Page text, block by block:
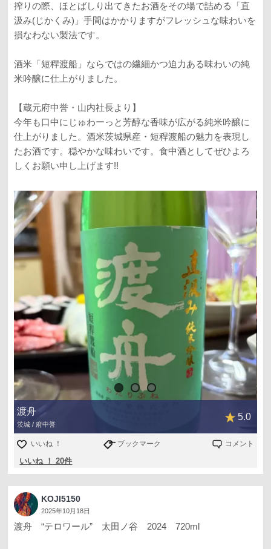
搾りの際、ほとばしり出てきたお酒をその場で詰める「直
汲み(じかくみ)」手間はかかりますがフレッシュな味わいを
損なわない製法です。
酒米「短稈渡船」ならではの繊細かつ迫力ある味わいの純
米吟醸に仕上がりました。
【蔵元府中誉・山内社長より】
今年も口中にじゅわーっと芳醇な香味が広がる純米吟醸に
仕上がりました。酒米茨城県産・短稈渡船の魅力を表現し
たお酒です。穏やかな味わいです。食中酒としてぜひよろ
しくお願い申し上げます!!
渡舟
茨城 / 府中誉
5.0
いいね ！ ブックマーク コメント
いいね ！ 20件
KOJI5150
2025年10月18日
渡舟 “テロワール” 太田ノ谷 2024 720ml